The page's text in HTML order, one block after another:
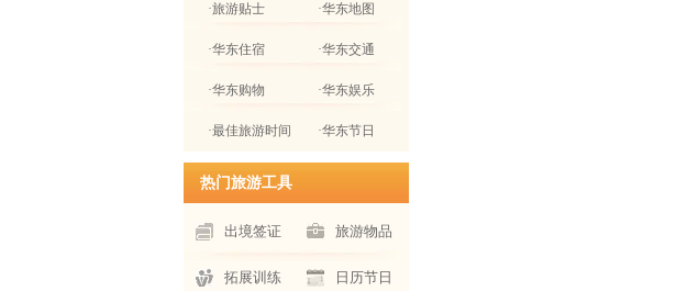
·旅游贴士 ·华东地图
·华东住宿 ·华东交通
·华东购物 ·华东娱乐
·最佳旅游时间 ·华东节日
热门旅游工具
出境签证 旅游物品
拓展训练 日历节日